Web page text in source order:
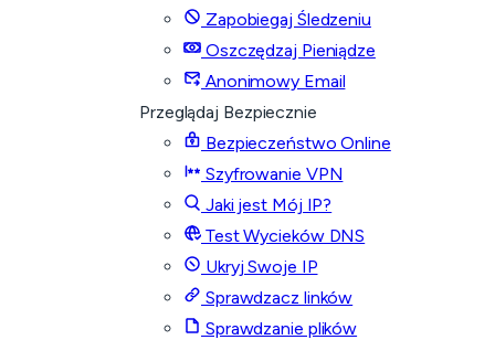
Zapobiegaj Śledzeniu
Oszczędzaj Pieniądze
Anonimowy Email
Przeglądaj Bezpiecznie
Bezpieczeństwo Online
Szyfrowanie VPN
Jaki jest Mój IP?
Test Wycieków DNS
Ukryj Swoje IP
Sprawdzacz linków
Sprawdzanie plików